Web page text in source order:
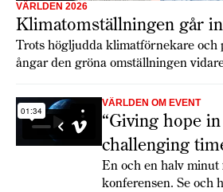
VÄRLDEN 2026
Klimatomställningen går
Trots högljudda klimatförnekare och
ångar den gröna omställningen
Trump eller geopolitisk oro kan
samhällstransformation som nu rullar
VÄRLDEN OM EVENT
“Giving hope
challenging
En och en halv minut
konferensen. Se och